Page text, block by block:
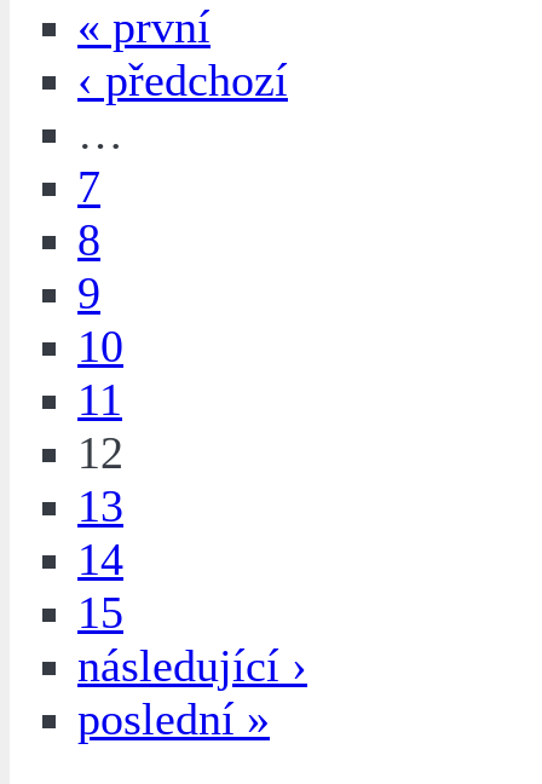
« první
‹ předchozí
…
7
8
9
10
11
12
13
14
15
následující ›
poslední »